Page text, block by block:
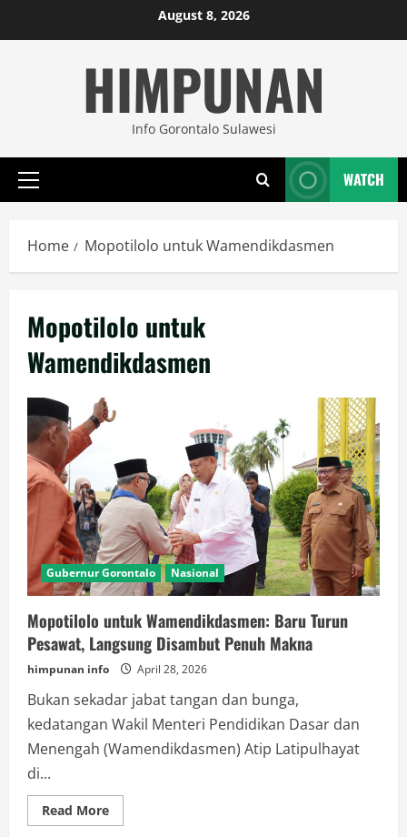
to
August 8, 2026
HIMPUNAN
Info Gorontalo Sulawesi
Primary
WATCH
Home Mopotilolo untuk Wamendikdasmen
Mopotilolo untuk
Wamendikdasmen
Gubernur Gorontalo Nasional
Mopotilolo untuk Wamendikdasmen: Baru Turun
Pesawat, Langsung Disambut Penuh Makna
himpunan info April 28, 2026
Bukan sekadar jabat tangan dan bunga,
kedatangan Wakil Menteri Pendidikan Dasar dan
Menengah (Wamendikdasmen) Atip Latipulhayat
di...
Read MoreRead
more